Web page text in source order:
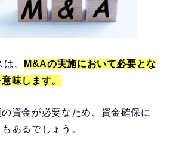
、
M&Aの実施において必要とな
味します。
資金が必要なため、資金確保に
あるでしょう。